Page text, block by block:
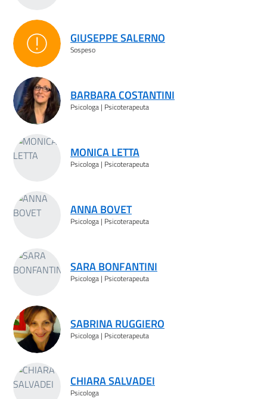
Sospeso
GIUSEPPE SALERNO
Sospeso
BARBARA COSTANTINI
Psicologa | Psicoterapeuta
MONICA LETTA
Psicologa | Psicoterapeuta
ANNA BOVET
Psicologa | Psicoterapeuta
SARA BONFANTINI
Psicologa | Psicoterapeuta
SABRINA RUGGIERO
Psicologa | Psicoterapeuta
CHIARA SALVADEI
Psicologa